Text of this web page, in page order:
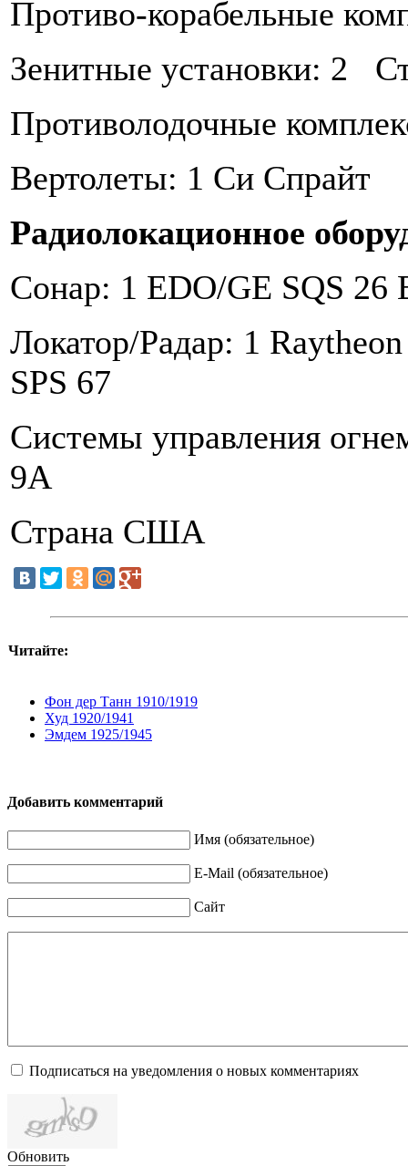
Противо-корабельные
Зенитные установки: 2
Противолодочные
Вертолеты: 1 Си Спрайт
Радиолокационное
Сонар: 1 EDO/GE SQS 26
Локатор/Радар: 1
SPS 67
Системы управления
9A
Страна США
Читайте:
Фон дер Танн 1910/1919
Худ 1920/1941
Эмдем 1925/1945
Добавить комментарий
Имя (обязательное)
E-Mail (обязательное)
Сайт
Подписаться на уведомления о новых комментариях
Обновить